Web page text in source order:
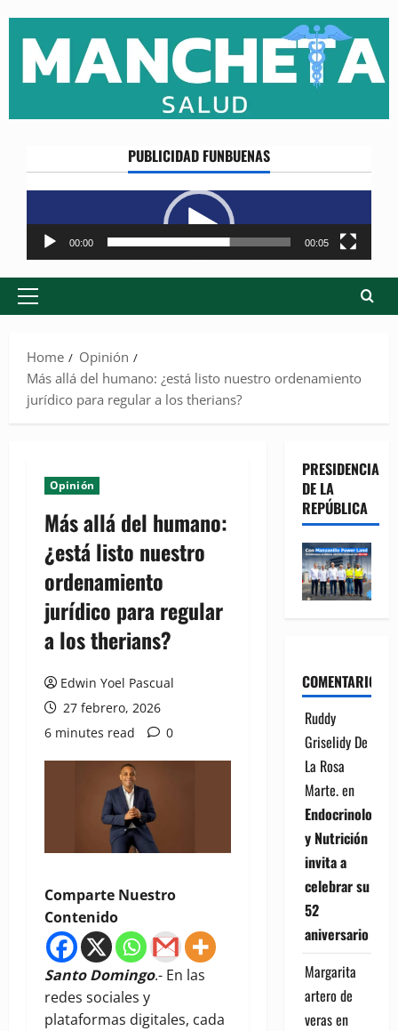
content
PUBLICIDAD FUNBUENAS
Reproductor
de
vídeo
00:00 00:05
Primary
Home
Opinión
Más allá del humano: ¿está listo nuestro ordenamiento
jurídico para regular a los therians?
Opinión
Más allá del humano:
¿está listo nuestro
ordenamiento
jurídico para regular
a los therians?
Edwin Yoel Pascual
27 febrero, 2026
6 minutes read
0
Comparte Nuestro
Contenido
Santo Domingo.- En las
redes sociales y
plataformas digitales, cada
PRESIDENCIA
DE LA
REPÚBLICA
COMENTARIOS
Ruddy
Griselidy De
La Rosa
Marte.en
Endocrinología
y Nutrición
invita a
celebrar su
52
aniversario
Margarita
artero de
verasen